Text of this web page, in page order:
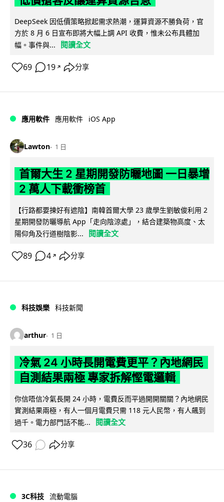
DeepSeek 因低價策略掀起需求熱潮，運算資源不勝負荷，官
方於 8 月 6 日宣布即將大幅上調 API 收費，惟未公布具體加
幅。事件與...
閱讀全文
69 19 ↗ 分享
應用軟件 應用軟件 iOS App
Lawton 1 日
首爾大生 2 星期開發防曬地圖 一日暴增
2 萬人下載衝榜首
【行路都要揀好有遮陰】南韓首爾大學 23 歲學生劉敏俊利用 2
星期開發防曬導航 App「走向陰涼處」，結合建築物高度、太
陽仰角及行道樹陰影...
閱讀全文
89 4 ↗ 分享
科技娛樂 科技新聞
arthur 1 日
冷氣 24 小時長開電費更平？內地網民
自測結果兩極 專家拆解慳電邏輯
你信唔信冷氣長開 24 小時，電費反而平過開開關關？內地網民
實測結果兩極，有人一個月電費只需 118 元人民幣，有人飆到
過千。電力部門話不能...
閱讀全文
36 分享
3C科技 流動電腦